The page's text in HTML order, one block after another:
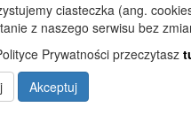
ciasteczka (ang.
z naszego serwisu bez
Prywatności przeczytasz
Akceptuj